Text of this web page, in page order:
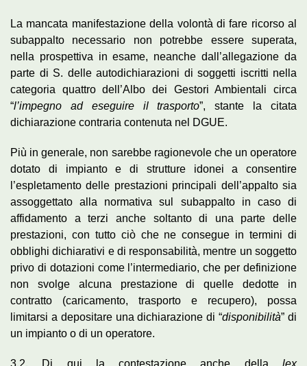
La mancata manifestazione della volontà di fare ricorso al
subappalto necessario non potrebbe essere superata,
nella prospettiva in esame, neanche dall’allegazione da
parte di S. delle autodichiarazioni di soggetti iscritti nella
categoria quattro dell’Albo dei Gestori Ambientali circa
“l’impegno ad eseguire il trasporto”, stante la citata
dichiarazione contraria contenuta nel DGUE.
Più in generale, non sarebbe ragionevole che un operatore
dotato di impianto e di strutture idonei a consentire
l’espletamento delle prestazioni principali dell’appalto sia
assoggettato alla normativa sul subappalto in caso di
affidamento a terzi anche soltanto di una parte delle
prestazioni, con tutto ciò che ne consegue in termini di
obblighi dichiarativi e di responsabilità, mentre un soggetto
privo di dotazioni come l’intermediario, che per definizione
non svolge alcuna prestazione di quelle dedotte in
contratto (caricamento, trasporto e recupero), possa
limitarsi a depositare una dichiarazione di “disponibilità” di
un impianto o di un operatore.
3.2. Di qui la contestazione anche della lex